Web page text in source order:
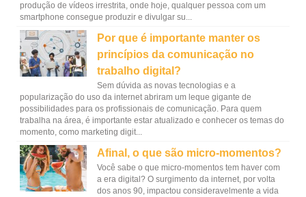
produção de vídeos irrestrita, onde hoje, qualquer pessoa com um
smartphone consegue produzir e divulgar su...
Por que é importante manter os
princípios da comunicação no
trabalho digital?
Sem dúvida as novas tecnologias e a
popularização do uso da internet abriram um leque gigante de
possibilidades para os profissionais de comunicação. Para quem
trabalha na área, é importante estar atualizado e conhecer os temas do
momento, como marketing digit...
Afinal, o que são micro-momentos?
Você sabe o que micro-momentos tem haver com
a era digital? O surgimento da internet, por volta
dos anos 90, impactou consideravelmente a vida